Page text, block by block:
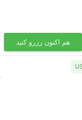
هم اکنون رزرو کنید